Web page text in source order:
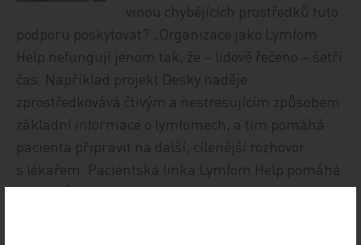
vinou chybějících prostředků tuto
podporu poskytovat? „Organizace jako Lymfom
Help nefungují jenom tak, že – lidově řečeno – šetří
čas. Například projekt Desky naděje
zprostředkovává čtivým a nestresujícím způsobem
základní informace o lymfomech, a tím pomáhá
pacienta připravit na další, cílenější rozhovor
s lékařem. Pacientská linka Lymfom Help pomáhá
pacientům se zvládáním stresových situací, a tím